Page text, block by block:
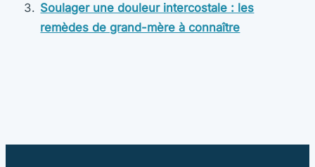
Soulager une douleur intercostale : les
remèdes de grand-mère à connaître